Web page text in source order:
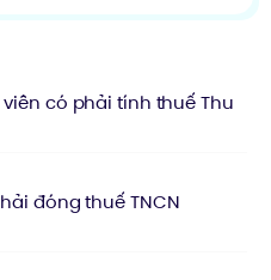
có phải tính thuế Thu
đóng thuế TNCN